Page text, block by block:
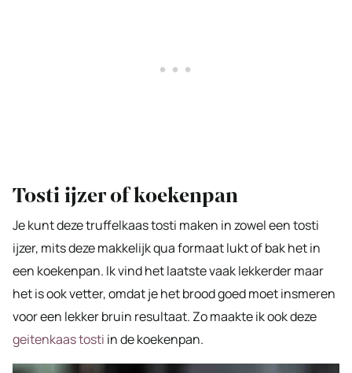
Tosti ijzer of koekenpan
Je kunt deze truffelkaas tosti maken in zowel een tosti
ijzer, mits deze makkelijk qua formaat lukt of bak het in
een koekenpan. Ik vind het laatste vaak lekkerder maar
het is ook vetter, omdat je het brood goed moet insmeren
voor een lekker bruin resultaat. Zo maakte ik ook deze
geitenkaas tosti in de koekenpan.